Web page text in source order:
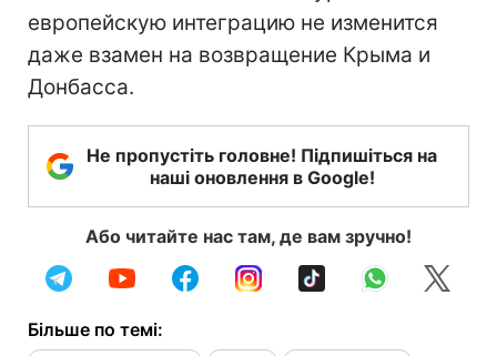
европейскую интеграцию не изменится
даже взамен на возвращение Крыма и
Донбасса.
Не пропустіть головне! Підпишіться на
наші оновлення в Google!
Або читайте нас там, де вам зручно!
Більше по темі: